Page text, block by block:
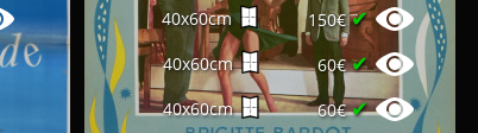
40x60cm 150€✔
40x60cm 60€✔
40x60cm 60€✔